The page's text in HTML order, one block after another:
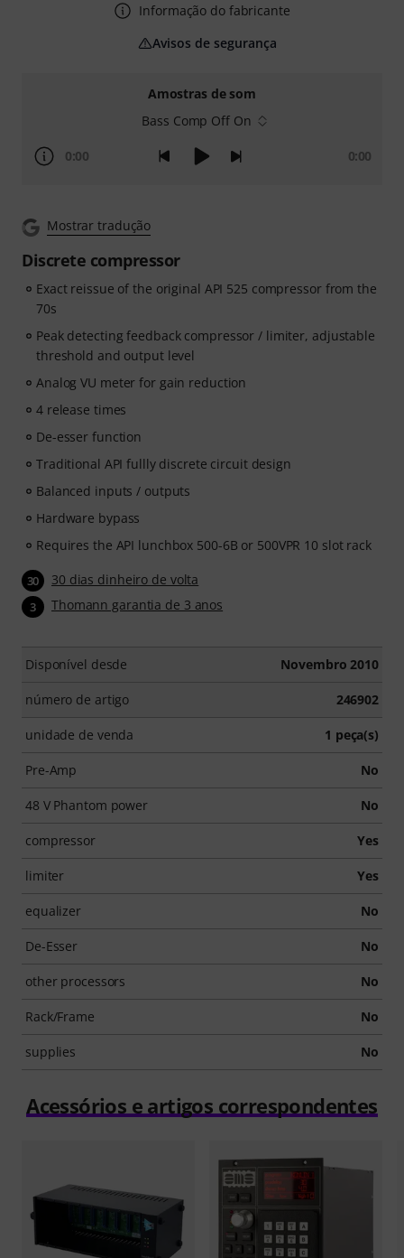
Amostras de som
Bass Comp Off On
0:00 0:00
Mostrar tradução
Discrete compressor
Exact reissue of the original API 525 compressor from the
70s
Peak detecting feedback compressor / limiter, adjustable
threshold and output level
Analog VU meter for gain reduction
4 release times
De-esser function
Traditional API fullly discrete circuit design
Balanced inputs / outputs
Hardware bypass
Requires the API lunchbox 500-6B or 500VPR 10 slot rack
30 30 dias dinheiro de volta
3 Thomann garantia de 3 anos
Disponível desde Novembro 2010
número de artigo 246902
unidade de venda 1 peça(s)
Pre-Amp No
48 V Phantom power No
compressor Yes
limiter Yes
equalizer No
De-Esser No
other processors No
Rack/Frame No
supplies No
Informação do fabricante
Avisos de segurança
Acessórios e artigos correspondentes